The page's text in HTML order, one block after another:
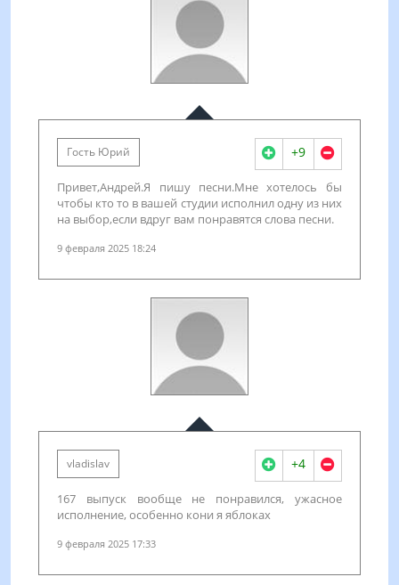
Гость Юрий +9
Привет,Андрей.Я пишу песни.Мне хотелось бы
чтобы кто то в вашей студии исполнил одну из них
на выбор,если вдруг вам понравятся слова песни.
9 февраля 2025 18:24
vladislav +4
167 выпуск вообще не понравился, ужасное
исполнение, особенно кони я яблоках
9 февраля 2025 17:33